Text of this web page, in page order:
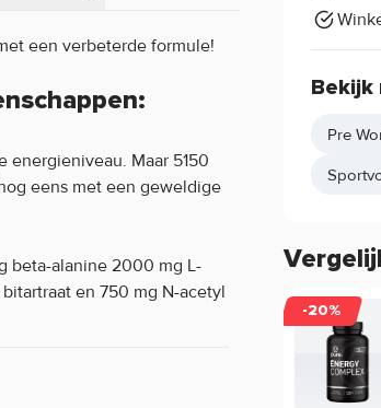
Bekijk
Pre
-20%
een verbeterde formule!
energieniveau. Maar 5150
eens met een geweldige
beta-alanine 2000 mg L-
en 750 mg N-acetyl
Pre Workout van 5%